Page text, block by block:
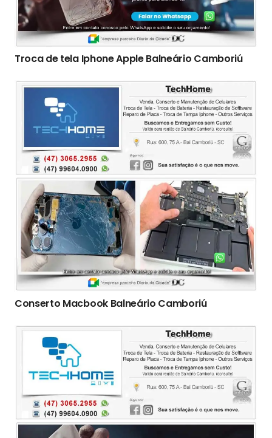
Troca de tela Iphone Apple Balneário Camboriú
Conserto Macbook Balneário Camboriú